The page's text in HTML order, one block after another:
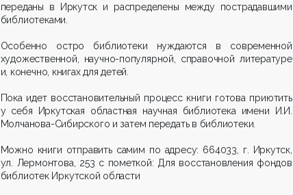
переданы в Иркутск и распределены между пострадавшими
библиотеками.
Особенно остро библиотеки нуждаются в современной
художественной, научно-популярной, справочной литературе
и, конечно, книгах для детей.
Пока идет восстановительный процесс книги готова приютить
у себя Иркутская областная научная библиотека имени И.И.
Молчанова-Сибирского и затем передать в библиотеки.
Можно книги отправить самим по адресу: 664033, г. Иркутск,
ул. Лермонтова, 253 с пометкой: Для восстановления фондов
библиотек Иркутской области